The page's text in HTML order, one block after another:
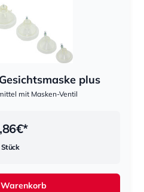
plus
mit Masken-Ventil
€*
Stück